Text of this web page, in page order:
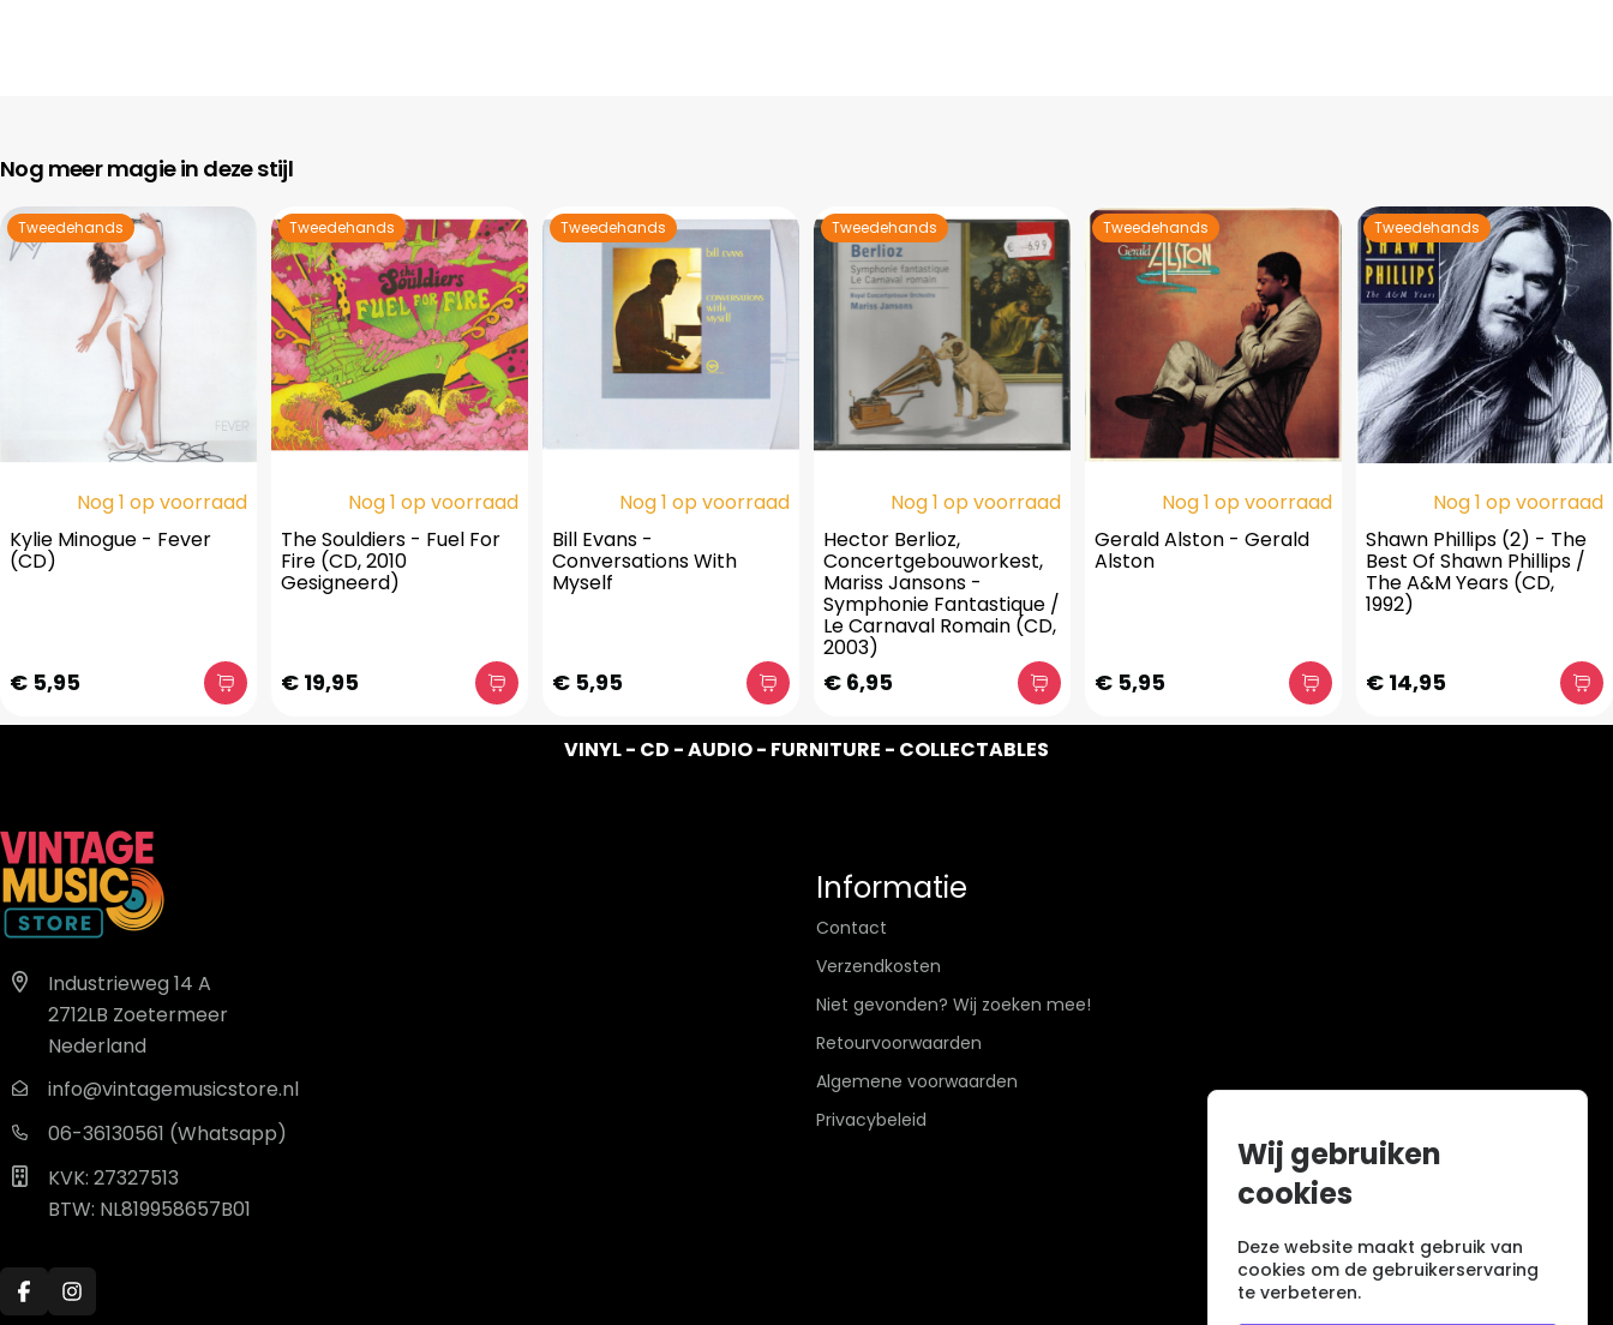
Nog meer magie in deze stijl
Tweedehands
Nog 1 op voorraad
Kylie Minogue - Fever
(CD)
€ 5,95
Tweedehands
Nog 1 op voorraad
The Souldiers - Fuel For
Fire (CD, 2010
Gesigneerd)
€ 19,95
Tweedehands
Nog 1 op voorraad
Bill Evans -
Conversations With
Myself
€ 5,95
Tweedehands
Nog 1 op voorraad
Hector Berlioz,
Concertgebouworkest,
Mariss Jansons -
Symphonie Fantastique /
Le Carnaval Romain (CD,
2003)
€ 6,95
Tweedehands
Nog 1 op voorraad
Gerald Alston - Gerald
Alston
€ 5,95
Tweedehands
Nog 1 op voorraad
Shawn Phillips (2) - The
Best Of Shawn Phillips /
The A&M Years (CD,
1992)
€ 14,95
VINYL - CD - AUDIO - FURNITURE - COLLECTABLES
Industrieweg 14 A
2712LB Zoetermeer
Nederland
info@vintagemusicstore.nl
06-36130561 (Whatsapp)
KVK: 27327513
BTW: NL819958657B01
Informatie
Contact
Verzendkosten
Niet gevonden? Wij zoeken mee!
Retourvoorwaarden
Algemene voorwaarden
Privacybeleid
Wij gebruiken
cookies
Deze website maakt gebruik van
cookies om de gebruikerservaring
te verbeteren.